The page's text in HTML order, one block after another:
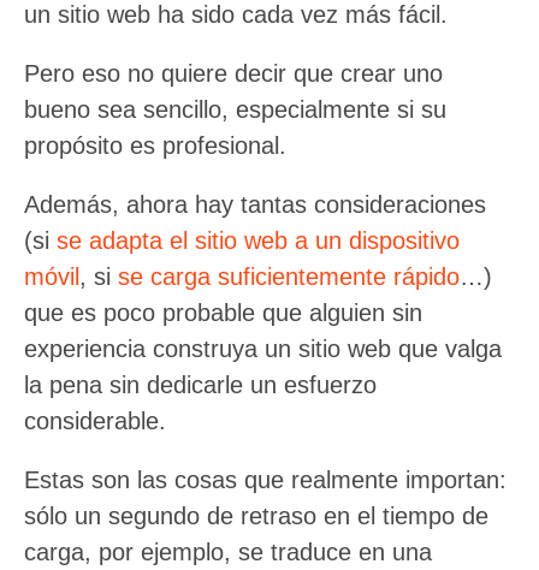
un sitio web ha sido cada vez más fácil.
Pero eso no quiere decir que crear uno
bueno sea sencillo, especialmente si su
propósito es profesional.
Además, ahora hay tantas consideraciones
(si se adapta el sitio web a un dispositivo
móvil , si se carga suficientemente rápido…)
que es poco probable que alguien sin
experiencia construya un sitio web que valga
la pena sin dedicarle un esfuerzo
considerable.
Estas son las cosas que realmente importan:
sólo un segundo de retraso en el tiempo de
carga, por ejemplo, se traduce en una